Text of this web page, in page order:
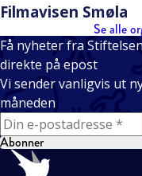
Filmavisen Smøla
Se alle
Få nyheter fra
direkte på epost
Vi sender vanligvis ut
måneden
E-mail
Abonner
Bunntekst